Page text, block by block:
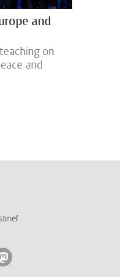
and
on
and
op linkedin
ons op instagram
Volg ons op mastodon